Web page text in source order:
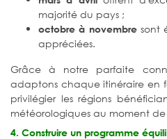
majorité du pays ;
octobre à novembresont
appréciées.
Grâce à notre parfaite
adaptons chaque itinéraire en
privilégier les régions
météorologiques au moment
4. Construire un programme